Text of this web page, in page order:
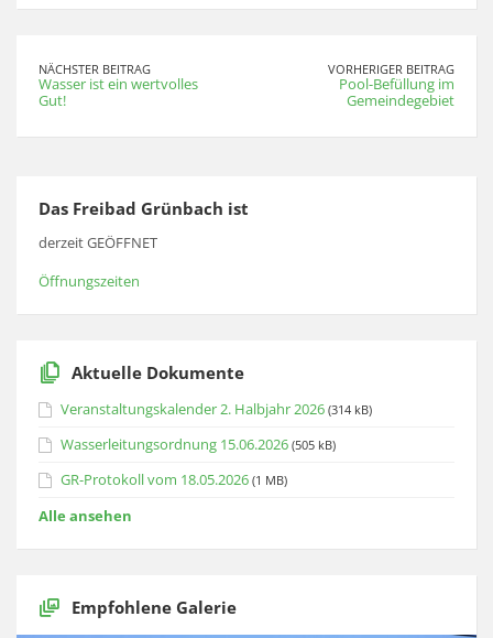
NÄCHSTER BEITRAG
Wasser ist ein wertvolles
Gut!
VORHERIGER BEITRAG
Pool-Befüllung im
Gemeindegebiet
Das Freibad Grünbach ist
derzeit GEÖFFNET
Öffnungszeiten
Aktuelle Dokumente
Veranstaltungskalender 2. Halbjahr 2026 (314 kB)
Wasserleitungsordnung 15.06.2026 (505 kB)
GR-Protokoll vom 18.05.2026 (1 MB)
Alle ansehen
Empfohlene Galerie